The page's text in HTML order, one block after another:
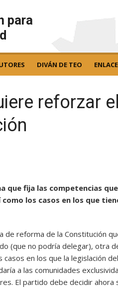
para
DIVÁN DE TEO
reforzar
que fija las competencias
los casos en los que
de reforma de la Constitución
(que no podría delegar), otra
en los que la legislación
a las comunidades
El partido debe decidir ahora